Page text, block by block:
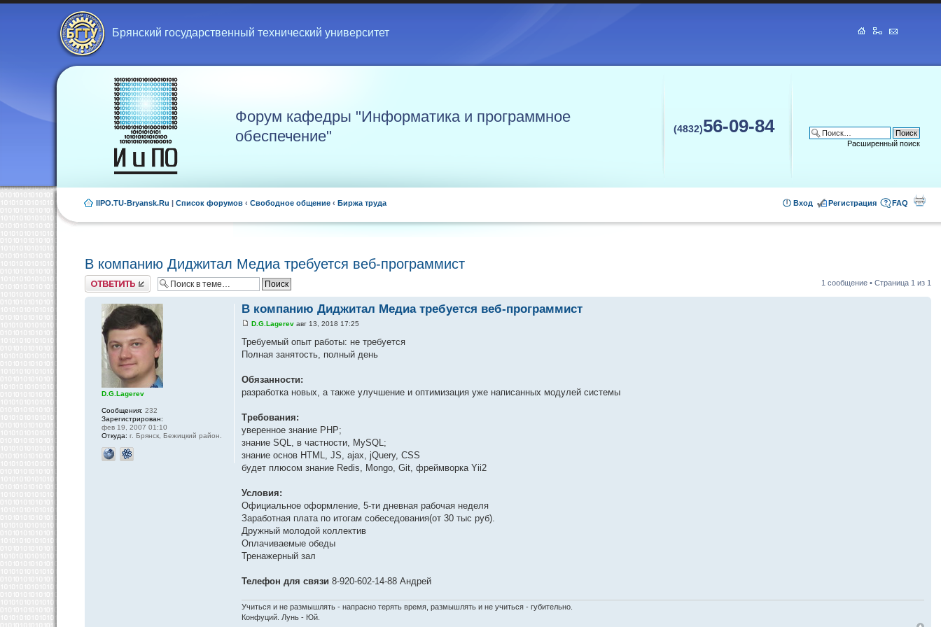
Брянский государственный технический университет
Форум кафедры "Информатика и программное
обеспечение"
(4832)56-09-84
Расширенный поиск
IIPO.TU-Bryansk.Ru | Список форумов ‹ Свободное общение ‹ Биржа труда FAQ
Регистрация
Вход
В компанию Диджитал Медиа требуется веб-программист
Ответить 1 сообщение • Страница 1 из 1
В компанию Диджитал Медиа требуется веб-программист
D.G.Lagerev авг 13, 2018 17:25
Требуемый опыт работы: не требуется
Полная занятость, полный день
Обязанности:
разработка новых, а также улучшение и оптимизация уже написанных модулей системы
Требования:
уверенное знание PHP;
знание SQL, в частности, MySQL;
знание основ HTML, JS, ajax, jQuery, CSS
будет плюсом знание Redis, Mongo, Git, фреймворка Yii2
Условия:
Официальное оформление, 5-ти дневная рабочая неделя
Заработная плата по итогам собеседования(от 30 тыс руб).
Дружный молодой коллектив
Оплачиваемые обеды
Тренажерный зал
Телефон для связи 8-920-602-14-88 Андрей
Учиться и не размышлять - напрасно терять время, размышлять и не учиться - губительно.
Конфуций. Лунь - Юй.
D.G.Lagerev
Сообщения: 232
Зарегистрирован:
фев 19, 2007 01:10
Откуда: г. Брянск, Бежицкий район.